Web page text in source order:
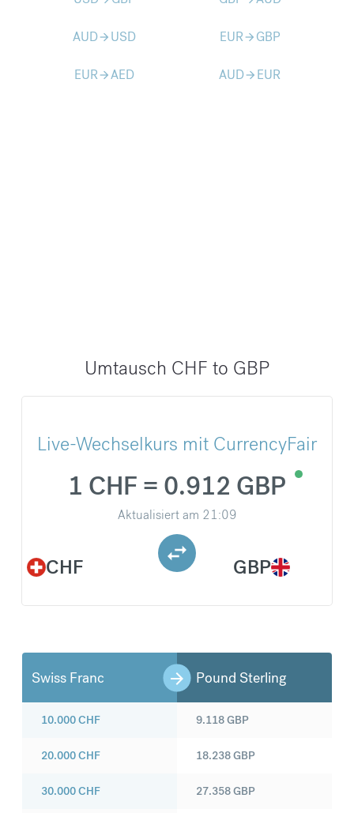
AUDarrow_forward USD EURarrow_forward GBP
EURarrow_forwardAED AUDarrow_forward EUR
Umtausch CHF to GBP
Live-Wechselkurs mit CurrencyFair
CHF
1 CHF = 0.912 GBP
Aktualisiert am 21:09
GBP
Swiss Franc Pound Sterling
10.000CHF
20.000CHF
30.000CHF
9.118GBP
18.238GBP
27.358GBP